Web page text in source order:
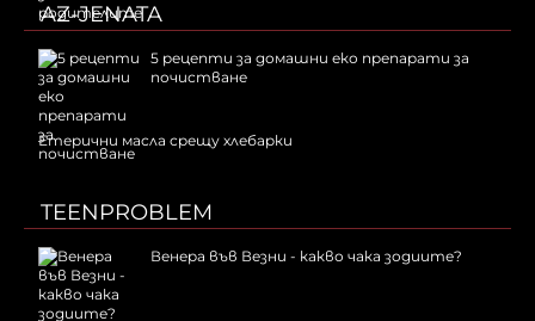
AZ-JENATA
5 рецепти за домашни еко препарати за
почистване
Етерични масла срещу хлебарки
TEENPROBLEM
Венера във Везни - какво чака зодиите?